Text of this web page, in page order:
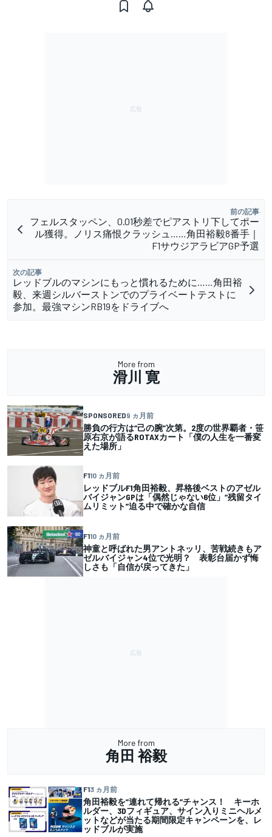
前の記事
フェルスタッペン、0.01秒差でピアストリ下してポー
ル獲得。ノリス痛恨クラッシュ……角田裕毅8番手｜
F1サウジアラビアGP予選
次の記事
レッドブルのマシンにもっと慣れるために……角田裕
毅、来週シルバーストンでのプライベートテストに
参加。最強マシンRB19をドライブへ
More from
滑川 寛
SPONSORED9 ヵ月前
勝負の行方は“己の腕”次第。2度の世界覇者・笹
原右京が語るROTAXカート「僕の人生を一番変
えた場所」
F110 ヵ月前
レッドブルF1角田裕毅、昇格後ベストのアゼル
バイジャンGPは「偶然じゃない6位」“残留タイ
ムリミット”迫る中で確かな自信
F110 ヵ月前
神童と呼ばれた男アントネッリ、苦戦続きもア
ゼルバイジャン4位で光明？ 表彰台届かず悔
しさも「自信が戻ってきた」
More from
角田 裕毅
F13 ヵ月前
角田裕毅を”連れて帰れる”チャンス！ キーホ
ルダー、3Dフィギュア、サイン入りミニヘルメ
ットなどが当たる期間限定キャンペーンを、レ
ッドブルが実施